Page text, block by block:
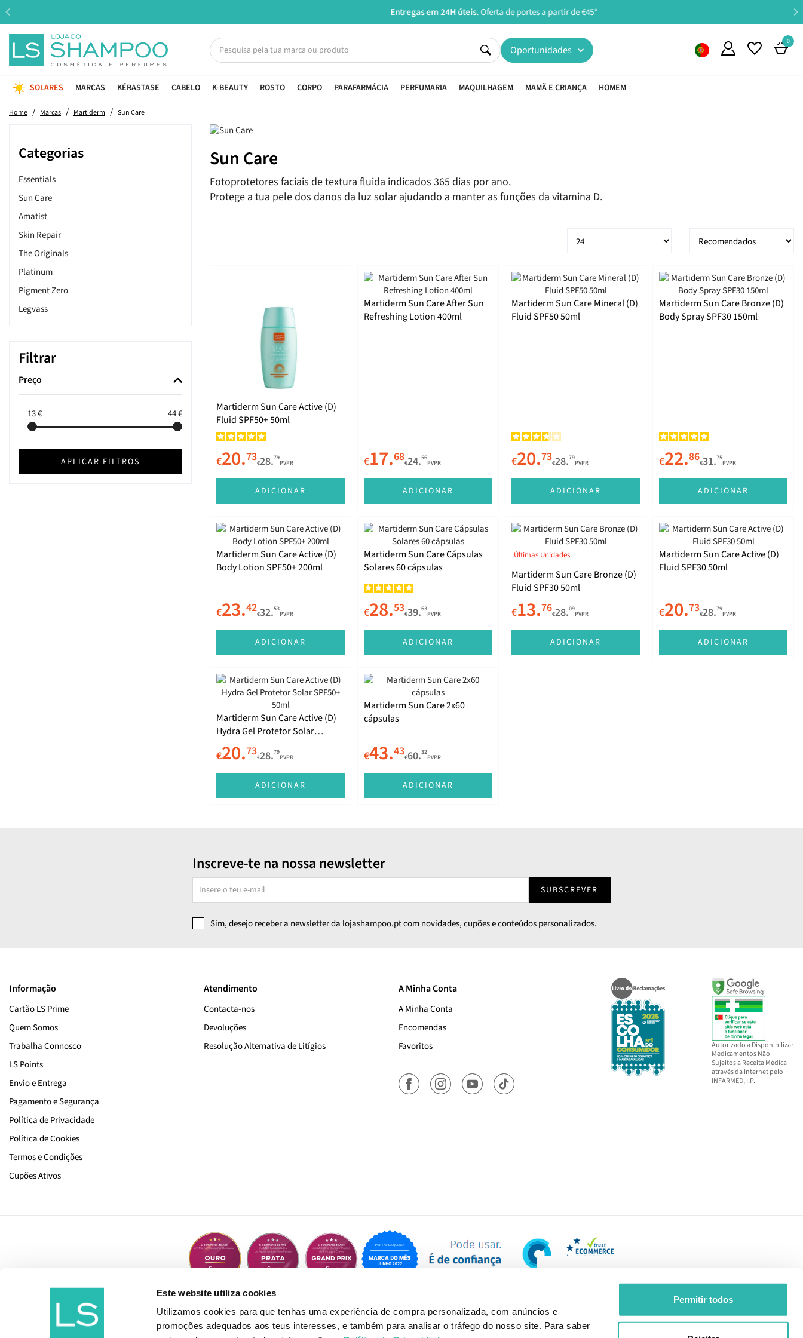
Este website utiliza cookies
Utilizamos cookies para que tenhas uma experiência de compra personalizada, com anúncios e
promoções adequados aos teus interesses, e também para analisar o tráfego do nosso site. Para saber
Permitir todos
Oferta de portes a partir de €45*
Oportunidades
0
SOLARES MARCAS KÉRASTASE CABELO K-BEAUTY ROSTO CORPO PARAFARMÁCIA PERFUMARIA MAQUILHAGEM MAMÃ E CRIANÇA HOMEM
Home Marcas Martiderm Sun Care
Categorias
Essentials
Sun Care
Amatist
Skin Repair
The Originals
Platinum
Pigment Zero
Legvass
Body Care
Black Diamond
Shots
Filtrar
Preço
13€ 44€
APLICAR FILTROS
Sun Care
Fotoprotetores faciais de textura fluida indicados 365 dias por ano.
Protege a tua pele dos danos da luz solar ajudando a manter as funções da vitamina D.
Martiderm Sun Care Active (D)
Fluid SPF50+ 50ml
€20.73€28.79
PVPR
ADICIONAR
Martiderm Sun Care After Sun
Refreshing Lotion 400ml
€17.68€24.56
PVPR
ADICIONAR
Martiderm Sun Care Mineral (D)
Fluid SPF50 50ml
€20.73€28.79
PVPR
ADICIONAR
Martiderm Sun Care Bronze (D)
Body Spray SPF30 150ml
€22.86€31.75
PVPR
ADICIONAR
Martiderm Sun Care Active (D)
Body Lotion SPF50+ 200ml
€23.42€32.53
PVPR
ADICIONAR
Martiderm Sun Care Cápsulas
Solares 60 cápsulas
€28.53€39.63
PVPR
ADICIONAR
Últimas Unidades
Martiderm Sun Care Bronze (D)
Fluid SPF30 50ml
€13.76€28.09
PVPR
ADICIONAR
Martiderm Sun Care Active (D)
Fluid SPF30 50ml
€20.73€28.79
PVPR
ADICIONAR
Martiderm Sun Care Active (D)
Hydra Gel Protetor Solar
SPF50+ 50ml
€20.73€28.79
PVPR
ADICIONAR
Martiderm Sun Care 2x60
cápsulas
€43.43€60.32
PVPR
ADICIONAR
Inscreve-te na nossa newsletter
SUBSCREVER
Sim, desejo receber a newsletter da lojashampoo.pt com novidades, cupões e conteúdos personalizados.
Informação
Cartão LS Prime
Quem Somos
Trabalha Connosco
LS Points
Envio e Entrega
Pagamento e Segurança
Política de Privacidade
Política de Cookies
Termos e Condições
Cupões Ativos
Atendimento
Contacta-nos
Devoluções
Resolução Alternativa de Litígios
A Minha Conta
A Minha Conta
Encomendas
Favoritos
Autorizado a Disponibilizar
Medicamentos Não
Sujeitos a Receita Médica
através da Internet pelo
INFARMED, I.P.